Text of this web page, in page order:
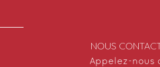
NOUS
Appelez-nous